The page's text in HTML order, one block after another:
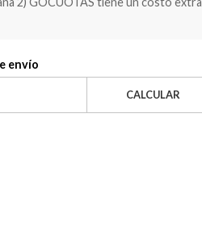
envío
CALCULAR